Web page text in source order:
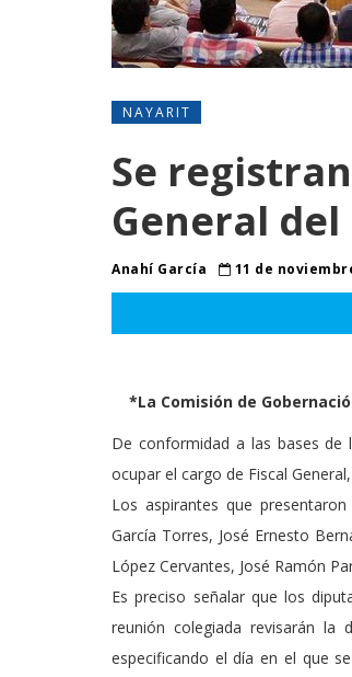
NAYARIT
Se
General
Anahí García 11 de
*La Comisión de
De conformidad a las bases
ocupar el cargo de Fiscal
Los aspirantes que
García Torres, José Ernesto
López Cervantes, José Ramón
Es preciso señalar que los
reunión colegiada revisarán la
especificando el día en el que